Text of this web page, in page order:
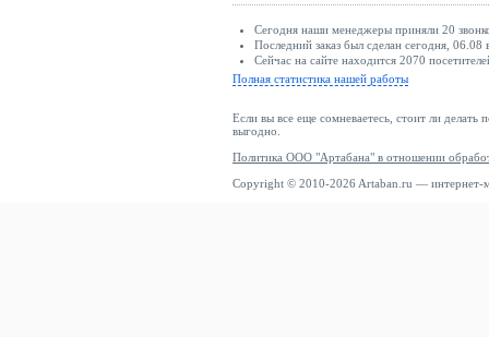
Сегодня наши менеджеры приняли 20
Последний заказ был сделан сегодня,
Сейчас на сайте находится 2070
Полная статистика нашей работы
Если вы все еще сомневаетесь, стоит ли делать
выгодно.
Политика ООО "Артабана" в отношении
Copyright © 2010-2026 Artaban.ru — интернет-